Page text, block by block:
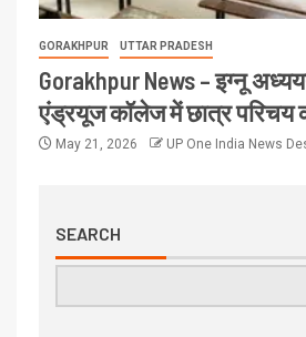
GORAKHPUR UTTAR PRADESH
Gorakhpur News – इग्नू
एंड्रयूज कॉलेज में छात्र परिचय
May 21, 2026 UP One India News
SEARCH